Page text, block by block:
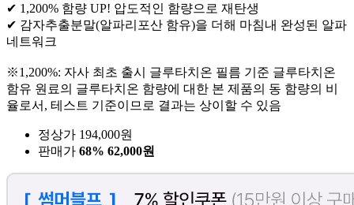
✔ 1,200% 함량 UP! 압도적인 함량으로 재탄생
✔ 감자추출분말(알파리포산 함유)을 더해 마침내 완성된 알파
네트워크
※1,200%: 자사 최초 출시 글루타치온 필름 기준 글루타치온
함유 원료의 글루타치온 함량에 대한 본 제품의 동 함량의 비
율로서, 테스트 기준이므로 결과는 상이할 수 있음
정상가 194,000원
판매가 68% 62,000원